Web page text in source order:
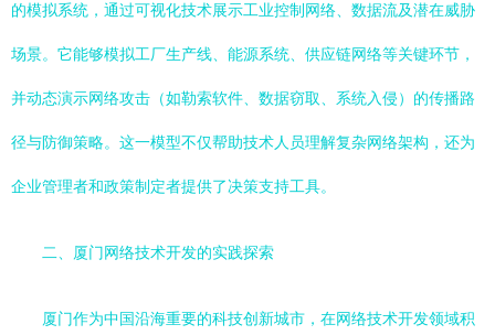
的模拟系统，通过可视化技术展示工业控制网络、数据流及潜在威胁
场景。它能够模拟工厂生产线、能源系统、供应链网络等关键环节，
并动态演示网络攻击（如勒索软件、数据窃取、系统入侵）的传播路
径与防御策略。这一模型不仅帮助技术人员理解复杂网络架构，还为
企业管理者和政策制定者提供了决策支持工具。
二、厦门网络技术开发的实践探索
厦门作为中国沿海重要的科技创新城市，在网络技术开发领域积